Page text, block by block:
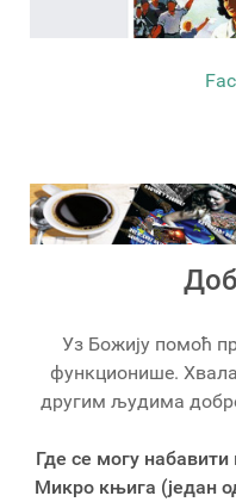
Уз Божију помоћ
функционише.
другим људима
Где се могу
Микро књига (један